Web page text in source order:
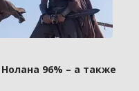
96% – а также